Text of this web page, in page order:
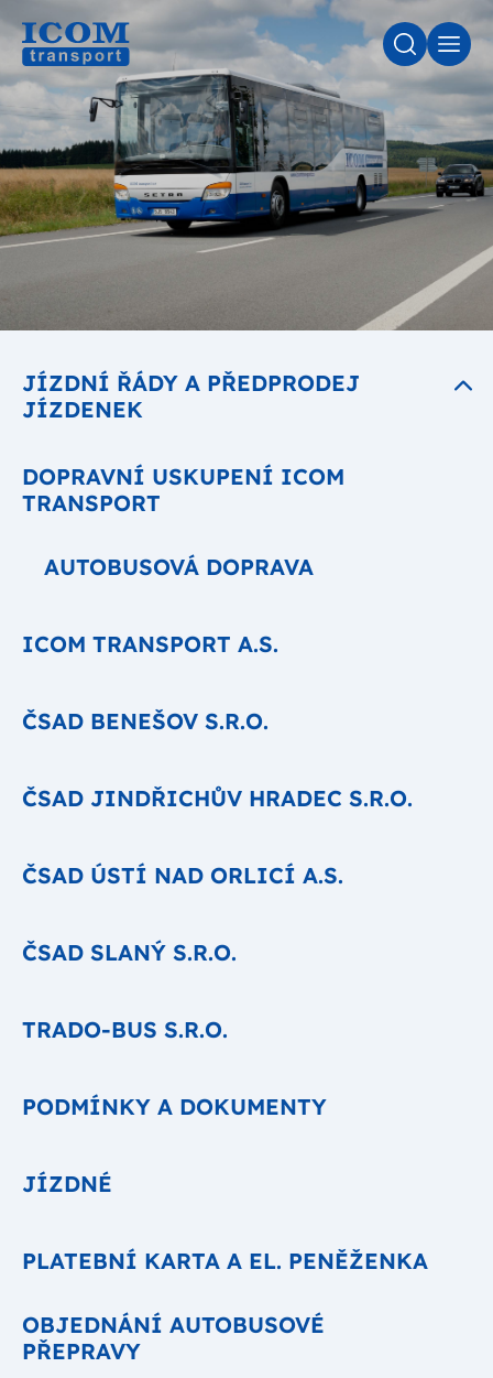
DOPRAVNÍ USKUPENÍ ICOM
TRANSPORT
AUTOBUSOVÁ DOPRAVA
ICOM TRANSPORT A.S.
ČSAD BENEŠOV S.R.O.
ČSAD JINDŘICHŮV HRADEC S.R.O.
ČSAD ÚSTÍ NAD ORLICÍ A.S.
ČSAD SLANÝ S.R.O.
TRADO-BUS S.R.O.
JÍZDNÍ ŘÁDY A PŘEDPRODEJ
JÍZDENEK
PODMÍNKY A DOKUMENTY
JÍZDNÉ
PLATEBNÍ KARTA A EL. PENĚŽENKA
OBJEDNÁNÍ AUTOBUSOVÉ
PŘEPRAVY